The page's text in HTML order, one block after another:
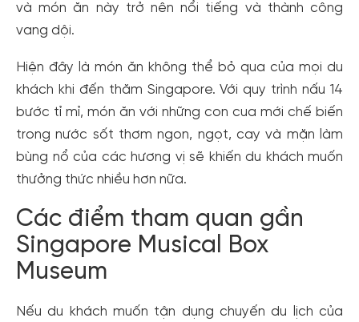
và món ăn này trở nên nổi tiếng và thành công
vang dội.
Hiện đây là món ăn không thể bỏ qua của mọi du
khách khi đến thăm Singapore. Với quy trình nấu 14
bước tỉ mỉ, món ăn với những con cua mới chế biến
trong nước sốt thơm ngon, ngọt, cay và mặn làm
bùng nổ của các hương vị sẽ khiến du khách muốn
thưởng thức nhiều hơn nữa.
Các điểm tham quan gần
Singapore Musical Box
Museum
Nếu du khách muốn tận dụng chuyến du lịch của